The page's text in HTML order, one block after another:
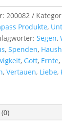
200082
Produkte,
Segen,
, Spenden,
, Gott, Ernte,
, Vertauen, Liebe,